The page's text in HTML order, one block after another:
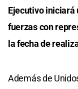
Ejecutivo iniciará
fuerzas con
la fecha de
Además de